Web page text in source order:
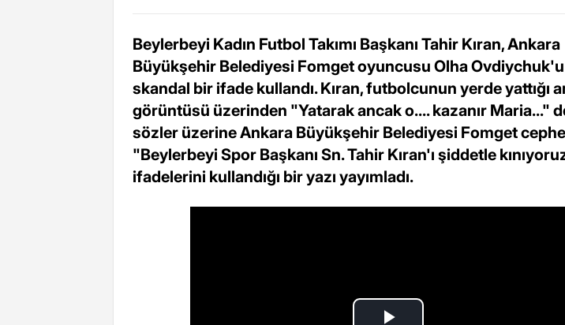
Beylerbeyi Kadın Futbol Takımı Başkanı Tahir Kıran, Ankara
Büyükşehir Belediyesi Fomget oyuncusu Olha
skandal bir ifade kullandı. Kıran, futbolcunun yerde yattığı
görüntüsü üzerinden "Yatarak ancak o.... kazanır Maria..."
sözler üzerine Ankara Büyükşehir Belediyesi Fomget
"Beylerbeyi Spor Başkanı Sn. Tahir Kıran'ı şiddetle
ifadelerini kullandığı bir yazı yayımladı.